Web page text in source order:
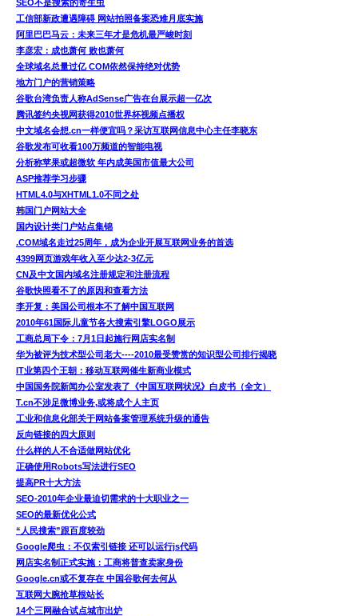
SEO不是搜索的寄生虫
工信部新政遭遇障碍 网站拍照备案恐难月底实施
阿里巴巴马云：未来三年才是危机最严峻时刻
李彦宏：成也萧何 败也萧何
全球域名总量过亿 COM依然保持绝对优势
地方门户的营销策略
谷歌台湾负责人称AdSense广告在台展示超一亿次
腾讯签约央视网获得2010世界杯视频点播权
中文域名会想.cn一样便宜吗？采访互联网信息中心主任李晓东
谷歌发布可收看100万频道的智能电视
分析称苹果或超微软 年内成美国市值最大公司
ASP推荐学习步骤
HTML4.0与XHTML1.0不同之处
韩国门户网站大全
国内设计类门户站点集锦
.COM域名走过25周年，成为企业开展互联网业务的首选
4399网页游戏年收入至少达2-3亿元
CN及中文国内域名注册规定和注册流程
谷歌快照看不了的原因和查看方法
李开复：美国公司根本不了解中国互联网
2010年61国际儿童节各大搜索引擎LOGO展示
工商总局下令：7月1日起施行网店实名制
华为被评为技术型公司老大----2010最受赞赏的知识型公司排行揭晓
IT业第四个王朝：移动互联网催生新商业模式
中国国务院新闻办公室发表了《中国互联网状况》白皮书（全文）
T.cn不涉足微博业务,或将成个人主页
工业和信息化部关于网站备案管理系统升级的通告
反向链接的四大原则
什么样的人不合适做网站优化
正确使用Robots写法进行SEO
提高PR十大方法
SEO-2010年企业最迫切需求的十大职业之一
SEO的最新优化公式
“人民搜索”跟百度较劲
Google爬虫：不仅索引链接 还可以运行js代码
网店实名制正式实施：工商将普查卖家身份
Google.cn或不复存在 中国谷歌何去何从
互联网大腕抢草根站长
14个三网融合试点城市出炉